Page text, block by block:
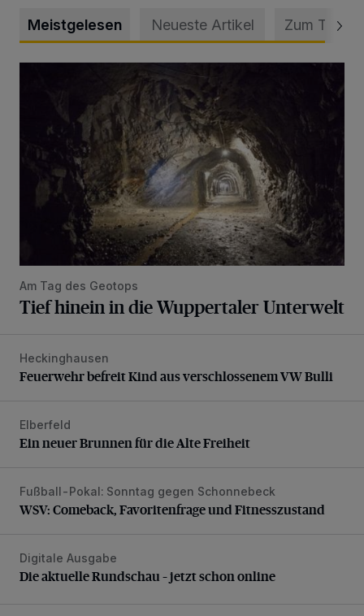
Meistgelesen Neueste Artikel Zum Thema
Am Tag des Geotops
Tief hinein in die Wuppertaler Unterwelt
Feuerwehr befreit Kind aus verschlossenem VW Bulli
Heckinghausen
Feuerwehr befreit Kind aus verschlossenem VW Bulli
Ein neuer Brunnen für die Alte Freiheit
Elberfeld
Ein neuer Brunnen für die Alte Freiheit
WSV: Comeback, Favoritenfrage und Fitnesszustand
Fußball-Pokal: Sonntag gegen Schonnebeck
WSV: Comeback, Favoritenfrage und Fitnesszustand
Die aktuelle Rundschau – jetzt schon online
Digitale Ausgabe
Die aktuelle Rundschau – jetzt schon online